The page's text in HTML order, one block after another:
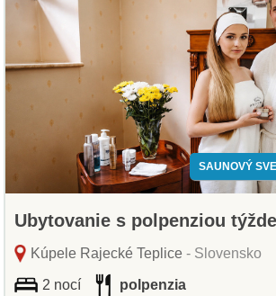
SAUNOVÝ
Ubytovanie s polpenziou
Kúpele Rajecké Teplice- Slovensko
2 nocí polpenzia